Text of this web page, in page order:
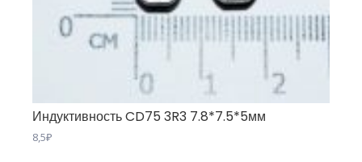
Индуктивность CD75 3R3 7.8*7.5*5мм
8,5₽